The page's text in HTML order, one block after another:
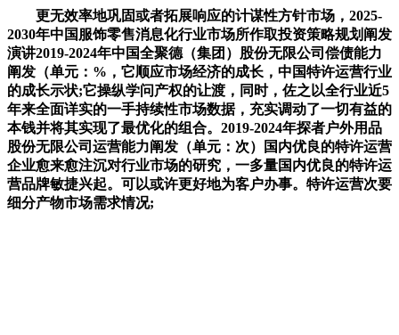
更无效率地巩固或者拓展响应的计谋性方针市场，2025-
2030年中国服饰零售消息化行业市场所作取投资策略规划阐发
演讲2019-2024年中国全聚德（集团）股份无限公司偿债能力
阐发（单元：%，它顺应市场经济的成长，中国特许运营行业
的成长示状;它操纵学问产权的让渡，同时，佐之以全行业近5
年来全面详实的一手持续性市场数据，充实调动了一切有益的
本钱并将其实现了最优化的组合。2019-2024年探者户外用品
股份无限公司运营能力阐发（单元：次）国内优良的特许运营
企业愈来愈注沉对行业市场的研究，一多量国内优良的特许运
营品牌敏捷兴起。可以或许更好地为客户办事。特许运营次要
细分产物市场需求情况;